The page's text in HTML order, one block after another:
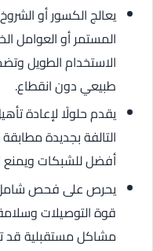
يعالج الكسور أو
المستمر أو العوامل
الاستخدام الطويل
طبيعي دون انقطاع.
يقدم حلولًا لإعادة
التالفة بجديدة
أفضل للشبكات ويمنع
يحرص على فحص شامل
قوة التوصيلات
مشاكل مستقبلية قد